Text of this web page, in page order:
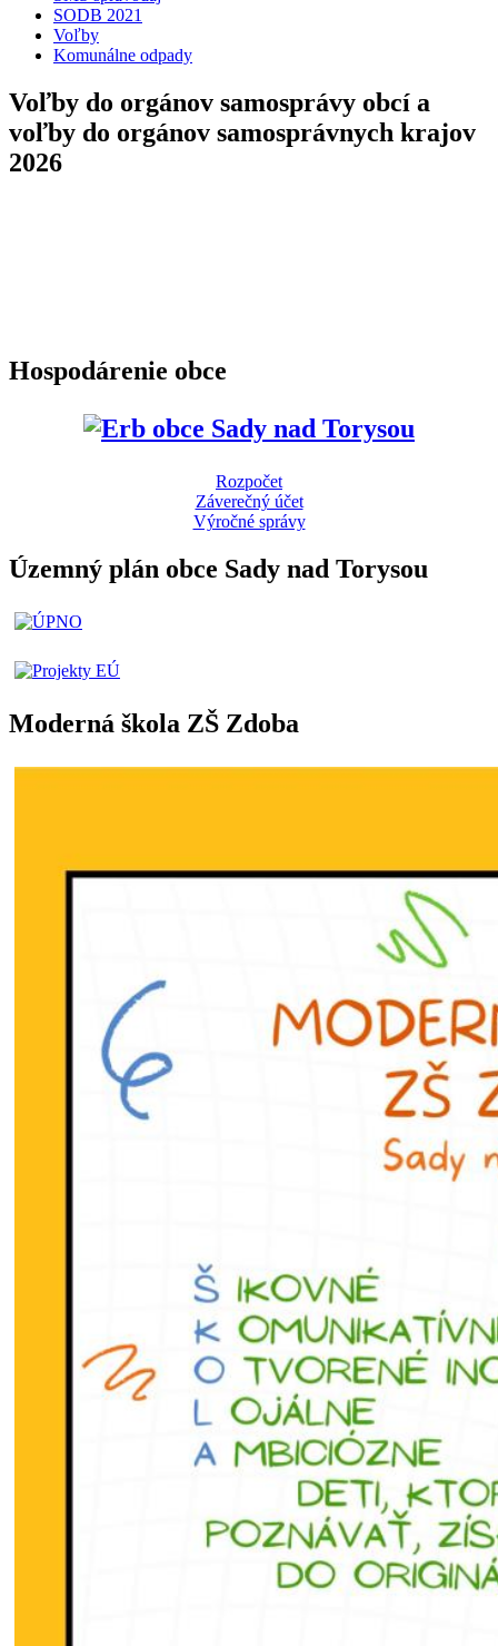
SODB 2021
Voľby
Komunálne odpady
Voľby do orgánov samosprávy obcí a
voľby do orgánov samosprávnych krajov
2026
Hospodárenie obce
Rozpočet
Záverečný účet
Výročné správy
Územný plán obce Sady nad Torysou
Moderná škola ZŠ Zdoba